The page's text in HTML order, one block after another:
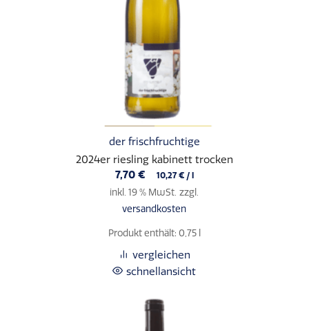
der frischfruchtige
2024er riesling kabinett trocken
7,70 € 10,27 €/ l
inkl. 19 % MwSt. zzgl.
versandkosten
Produkt enthält: 0,75
vergleichen
schnellansicht